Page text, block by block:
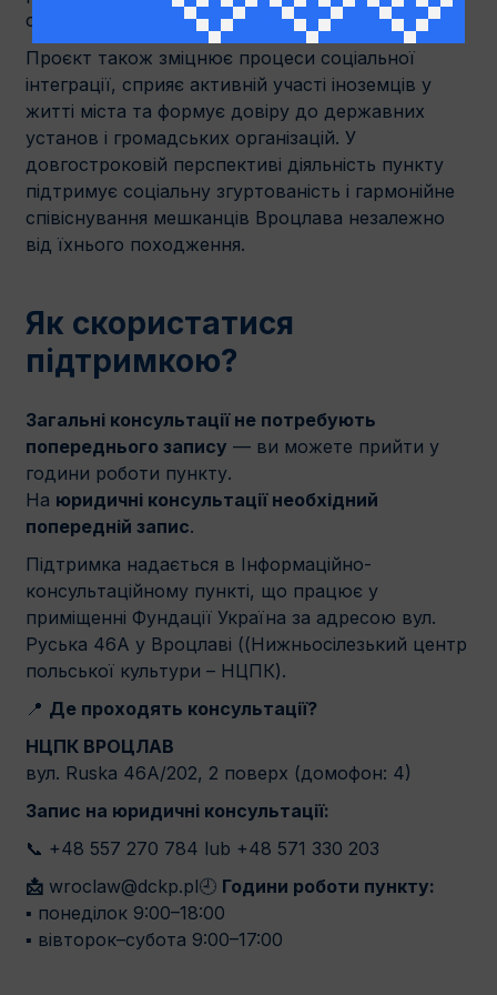
соціальної ізоляції та зловживань.
Проєкт також зміцнює процеси соціальної
інтеграції, сприяє активній участі іноземців у
житті міста та формує довіру до державних
установ і громадських організацій. У
довгостроковій перспективі діяльність пункту
підтримує соціальну згуртованість і гармонійне
співіснування мешканців Вроцлава незалежно
від їхнього походження.
Як скористатися
підтримкою?
Загальні консультації не потребують
попереднього запису — ви можете прийти у
години роботи пункту.
На юридичні консультації необхідний
попередній запис.
Підтримка надається в Інформаційно-
консультаційному пункті, що працює у
приміщенні Фундації Україна за адресою вул.
Руська 46A у Вроцлаві ((Нижньосілезький центр
польської культури – НЦПК).
📍 Де проходять консультації?
НЦПК ВРОЦЛАВ
вул. Ruska 46A/202, 2 поверх (домофон: 4)
Запис на юридичні консультації:
📞 +48 557 270 784 lub +48 571 330 203
📩 wroclaw@dckp.pl🕘 Години роботи пункту:
▪️ понеділок 9:00–18:00
▪️ вівторок–субота 9:00–17:00